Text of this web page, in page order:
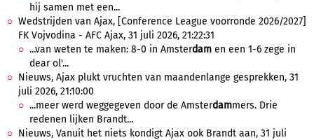
hij samen met een...
Wedstrijden van Ajax, [Conference League voorronde 2026/2027]
FK Vojvodina - AFC Ajax, 31 juli 2026, 21:22:31
...van weten te maken: 8-0 in Amsterdam en een 1-6 zege in
dear ol'...
Nieuws, Ajax plukt vruchten van maandenlange gesprekken, 31
juli 2026, 21:10:00
...meer werd weggegeven door de Amsterdammers. Drie
redenen lijken Brandt...
Nieuws, Vanuit het niets kondigt Ajax ook Brandt aan, 31 juli